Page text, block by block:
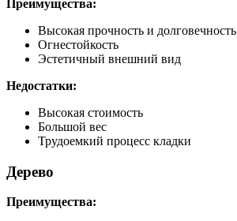
Преимущества:
Высокая прочность и долговечность
Огнестойкость
Эстетичный внешний вид
Недостатки:
Высокая стоимость
Большой вес
Трудоемкий процесс кладки
Дерево
Преимущества: